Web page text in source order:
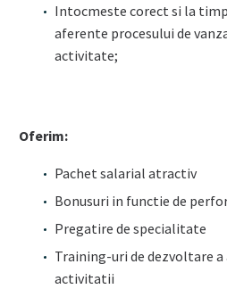
Intocmeste corect si la
aferente procesului de
activitate;
Oferim:
Pachet salarial atractiv
Bonusuri in functie de
Pregatire de specialitate
Training-uri de dezvoltare
activitatii